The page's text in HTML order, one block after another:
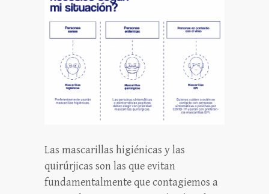
Las mascarillas higiénicas y las
quirúrjicas son las que evitan
fundamentalmente que contagiemos a